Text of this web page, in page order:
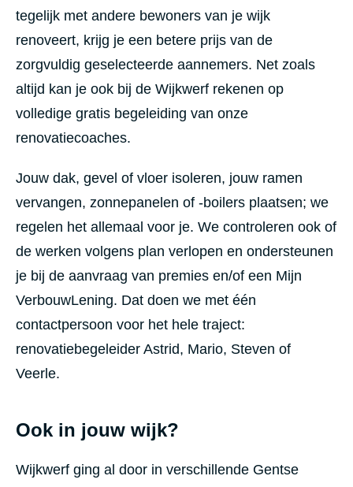
tegelijk met andere bewoners van je wijk
renoveert, krijg je een betere prijs van de
zorgvuldig geselecteerde aannemers. Net zoals
altijd kan je ook bij de Wijkwerf rekenen op
volledige gratis begeleiding van onze
renovatiecoaches.
Jouw dak, gevel of vloer isoleren, jouw ramen
vervangen, zonnepanelen of -boilers plaatsen; we
regelen het allemaal voor je. We controleren ook of
de werken volgens plan verlopen en ondersteunen
je bij de aanvraag van premies en/of een Mijn
VerbouwLening. Dat doen we met één
contactpersoon voor het hele traject:
renovatiebegeleider Astrid, Mario, Steven of
Veerle.
Ook in jouw wijk?
Wijkwerf ging al door in verschillende Gentse